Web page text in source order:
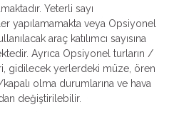
Yeterli sayı
yapılamamakta veya Opsiyonel
araç katılımcı sayısına
Ayrıca Opsiyonel turların /
gidilecek yerlerdeki müze, ören
olma durumlarına ve hava
değiştirilebilir.